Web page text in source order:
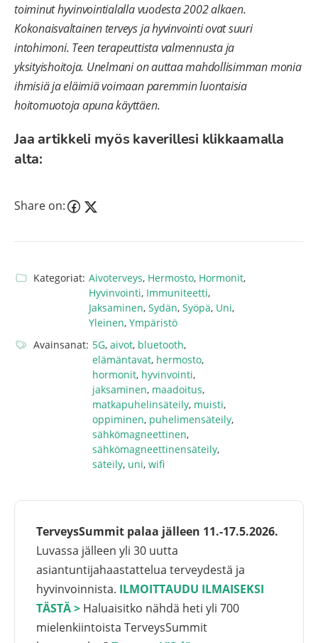
toiminut hyvinvointialalla vuodesta 2002 alkaen.
Kokonaisvaltainen terveys ja hyvinvointi ovat suuri
intohimoni. Teen terapeuttista valmennusta ja
yksityishoitoja. Unelmani on auttaa mahdollisimman monia
ihmisiä ja eläimiä voimaan paremmin luontaisia
hoitomuotoja apuna käyttäen.
Jaa artikkeli myös kaverillesi klikkaamalla
alta:
Share on:
Kategoriat: Aivoterveys, Hermosto, Hormonit,
Hyvinvointi, Immuniteetti,
Jaksaminen, Sydän, Syöpä, Uni,
Yleinen, Ympäristö
Avainsanat: 5G, aivot, bluetooth,
elämäntavat, hermosto,
hormonit, hyvinvointi,
jaksaminen, maadoitus,
matkapuhelinsäteily, muisti,
oppiminen, puhelimensäteily,
sähkömagneettinen,
sähkömagneettinensäteily,
säteily, uni, wifi
TerveysSummit palaa jälleen 11.-17.5.2026.
Luvassa jälleen yli 30 uutta
asiantuntijahaastattelua terveydestä ja
hyvinvoinnista. ILMOITTAUDU ILMAISEKSI
TÄSTÄ > Haluaisitko nähdä heti yli 700
mielenkiintoista TerveysSummit